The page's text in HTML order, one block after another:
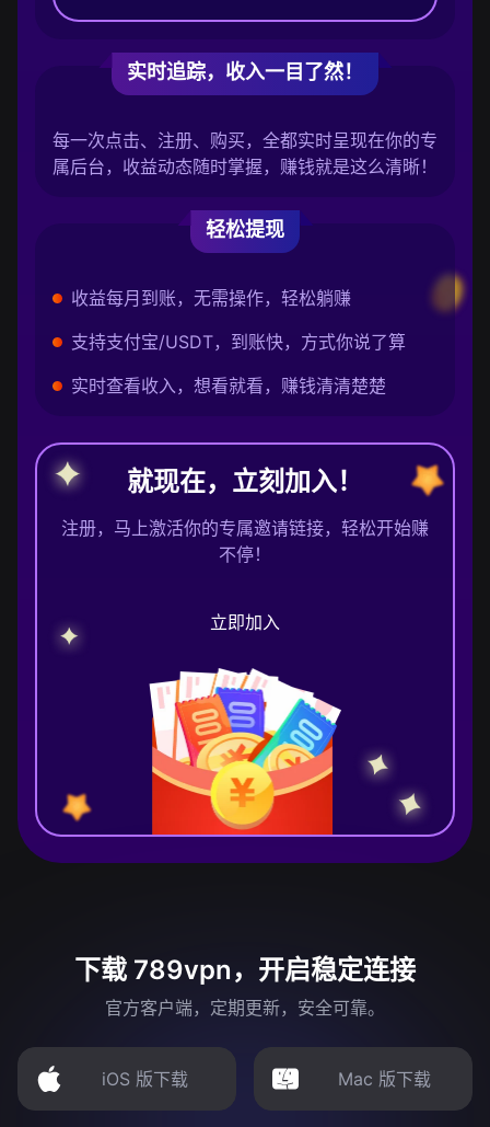
实时追踪，收入一目了然！
每一次点击、注册、购买，全都实时呈现在你的专
属后台，收益动态随时掌握，赚钱就是这么清晰！
轻松提现
收益每月到账，无需操作，轻松躺赚
支持支付宝/USDT，到账快，方式你说了算
实时查看收入，想看就看，赚钱清清楚楚
就现在，立刻加入！
注册，马上激活你的专属邀请链接，轻松开始赚
不停！
立即加入
下载 789vpn，开启稳定连接
官方客户端，定期更新，安全可靠。
iOS 版下载 Mac 版下载